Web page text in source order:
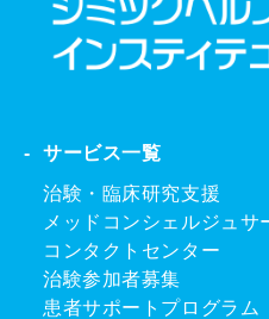
サービス一覧
治験・臨床研究支援
メッドコンシェルジュサ
コンタクトセンター
治験参加者募集
患者サポートプログラム